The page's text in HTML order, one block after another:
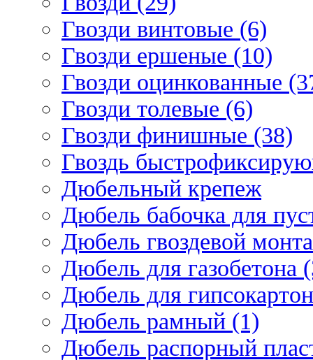
Гвозди винтовые (6)
Гвозди ершеные (10)
Гвозди оцинкованные
Гвозди толевые (6)
Гвозди финишные (38)
Гвоздь
Дюбельный крепеж
Дюбель бабочка для
Дюбель гвоздевой
Дюбель для газобетона
Дюбель для
Дюбель рамный (1)
Дюбель распорный